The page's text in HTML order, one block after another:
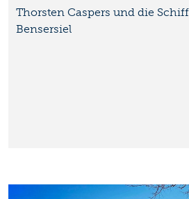
Thorsten Caspers und die
Bensersiel